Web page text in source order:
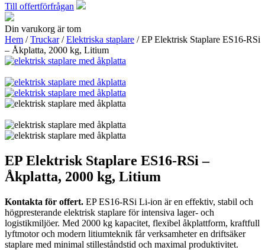
Till offertförfrågan
Din varukorg är tom
Hem /Truckar/Elektriska staplare / EP Elektrisk Staplare ES16-RSi
– Åkplatta, 2000 kg, Litium
EP Elektrisk Staplare ES16-RSi –
Åkplatta, 2000 kg, Litium
Kontakta för offert. EP ES16-RSi Li-ion är en effektiv, stabil och
högpresterande elektrisk staplare för intensiva lager- och
logistikmiljöer. Med 2000 kg kapacitet, flexibel åkplattform, kraftfull
lyftmotor och modern litiumteknik får verksamheter en driftsäker
staplare med minimal stilleståndstid och maximal produktivitet.